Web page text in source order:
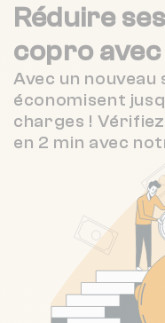
Réduire
copro
Avec un nouveau
économisent
charges !
en 2 min avec